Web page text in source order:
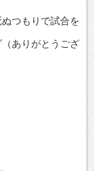
つもりで試合を
ありがとうござ